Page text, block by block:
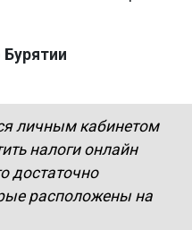
личным кабинетом
налоги онлайн
достаточно
расположены на